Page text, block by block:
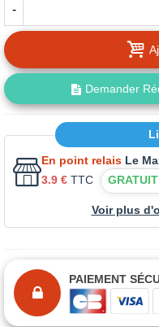
-
Demander
En point relais Le
3.9 € TTC GRATUIT
Voir plus
PAIEMENT